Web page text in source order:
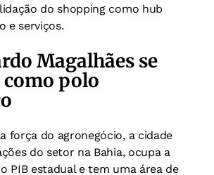
do shopping como hub
e serviços.
Magalhães se
polo
força do agronegócio, a cidade
do setor na Bahia, ocupa a
PIB estadual e tem uma área de